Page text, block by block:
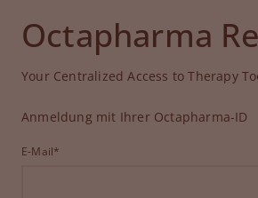
Octapharma
Your Centralized Access to Therapy
Anmeldung mit Ihrer Octapharma-ID
E-Mail*